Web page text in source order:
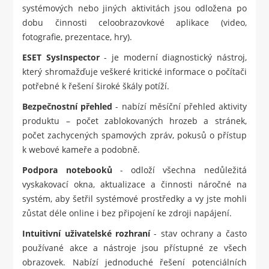
systémových nebo jiných aktivitách jsou odložena po
dobu činnosti celoobrazovkové aplikace (video,
fotografie, prezentace, hry).
ESET SysInspector- je moderní diagnostický nástroj,
který shromažďuje veškeré kritické informace o počítači
potřebné k řešení široké škály potíží.
Bezpečnostní přehled - nabízí měsíční přehled aktivity
produktu – počet zablokovaných hrozeb a stránek,
počet zachycených spamových zpráv, pokusů o přístup
k webové kameře a podobně.
Podpora notebooků - odloží všechna nedůležitá
vyskakovací okna, aktualizace a činnosti náročné na
systém, aby šetřil systémové prostředky a vy jste mohli
zůstat déle online i bez připojení ke zdroji napájení.
Intuitivní uživatelské rozhraní- stav ochrany a často
používané akce a nástroje jsou přístupné ze všech
obrazovek. Nabízí jednoduché řešení potenciálních